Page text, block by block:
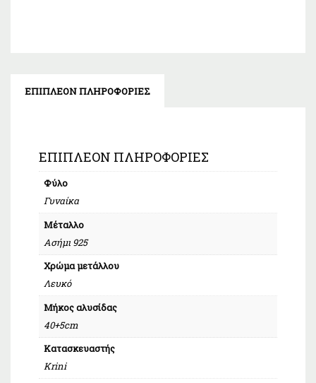
ΕΠΙΠΛΈΟΝ ΠΛΗΡΟΦΟΡΊΕΣ
ΕΠΙΠΛΈΟΝ ΠΛΗΡΟΦΟΡΊΕΣ
Φύλο
Γυναίκα
Μέταλλο
Ασήμι 925
Χρώμα μετάλλου
Λευκό
Μήκος αλυσίδας
40+5cm
Κατασκευαστής
Krini